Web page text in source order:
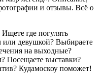
и отзывы. Всё о
где погулять
или девушкой? Выбираете
на выходные?
Посещаете выставки?
Кудамоскоу поможет!